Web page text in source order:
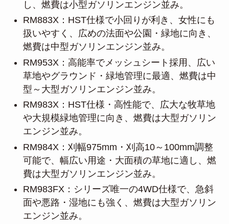
し、燃費は小型ガソリンエンジン並み。
RM883X：HST仕様で小回りが利き、女性にも
扱いやすく、広めの法面や公園・緑地に向き、
燃費は中型ガソリンエンジン並み。
RM953X：高能率でメッシュシート採用、広い
草地やグラウンド・緑地管理に最適、燃費は中
型～大型ガソリンエンジン並み。
RM983X：HST仕様・高性能で、広大な牧草地
や大規模緑地管理に向き、燃費は大型ガソリン
エンジン並み。
RM984X：刈幅975mm・刈高10～100mm調整
可能で、幅広い用途・大面積の草地に適し、燃
費は大型ガソリンエンジン並み。
RM983FX：シリーズ唯一の4WD仕様で、急斜
面や悪路・湿地にも強く、燃費は大型ガソリン
エンジン並み。